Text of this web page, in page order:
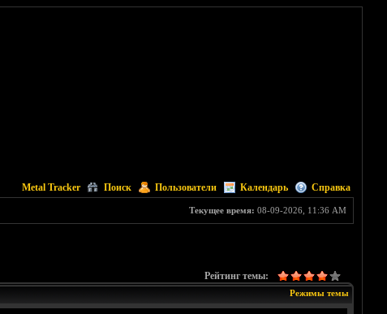
Metal Tracker Поиск Пользователи Календарь Справка
Текущее время: 08-09-2026, 11:36 AM
Рейтинг темы:
Режимы темы